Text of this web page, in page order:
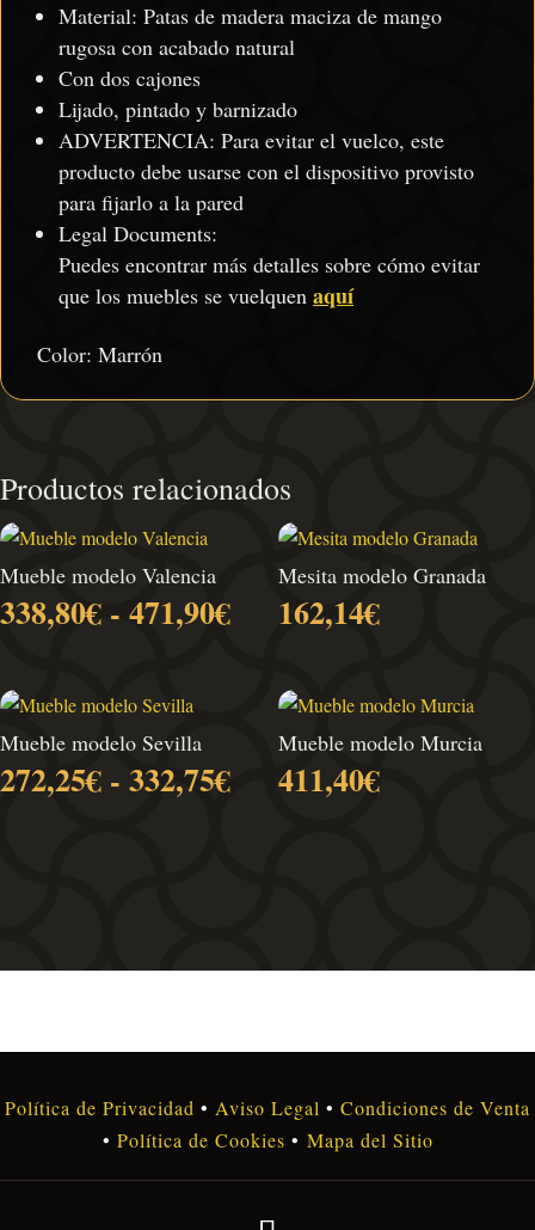
Material: Patas de madera maciza de mango
rugosa con acabado natural
Con dos cajones
Lijado, pintado y barnizado
ADVERTENCIA: Para evitar el vuelco, este
producto debe usarse con el dispositivo provisto
para fijarlo a la pared
Legal Documents:
Puedes encontrar más detalles sobre cómo evitar
que los muebles se vuelquen aquí
Color: Marrón
Productos relacionados
Mueble modelo Valencia
338,80€ - 471,90€Rango
desde
338,80€
hasta
471,90€
Mesita modelo Granada
162,14€
Mueble modelo Sevilla
272,25€ - 332,75€Rango
332,75€
Mueble modelo Murcia
411,40€
Política de Privacidad • Aviso Legal • Condiciones de Venta
• Política de Cookies • Mapa del Sitio